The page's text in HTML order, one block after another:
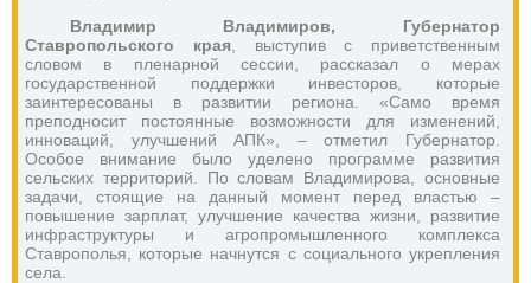
Владимир Владимиров, Губернатор
Ставропольского края , выступив с приветственным
словом в пленарной сессии, рассказал о мерах
государственной поддержки инвесторов, которые
заинтересованы в развитии региона. «Само время
преподносит постоянные возможности для изменений,
инноваций, улучшений АПК», – отметил Губернатор.
Особое внимание было уделено программе развития
сельских территорий. По словам Владимирова, основные
задачи, стоящие на данный момент перед властью –
повышение зарплат, улучшение качества жизни, развитие
инфраструктуры и агропромышленного комплекса
Ставрополья, которые начнутся с социального укрепления
села.